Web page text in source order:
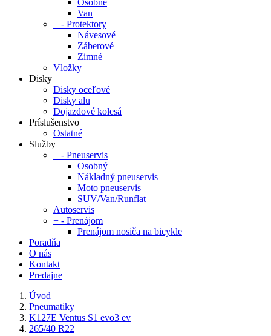
Osobné
Van
+ - Protektory
Návesové
Záberové
Zimné
Vložky
Disky
Disky oceľové
Disky alu
Dojazdové kolesá
Príslušenstvo
Ostatné
Služby
+ - Pneuservis
Osobný
Nákladný pneuservis
Moto pneuservis
SUV/Van/Runflat
Autoservis
+ - Prenájom
Prenájom nosiča na bicykle
Poradňa
O nás
Kontakt
Predajne
Úvod
Pneumatiky
K127E Ventus S1 evo3 ev
265/40 R22